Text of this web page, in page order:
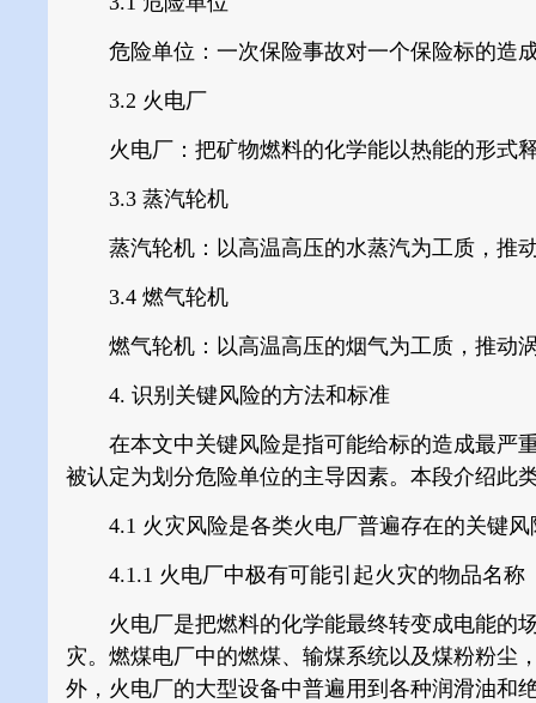
危险单位：一次保险事故对一个保险标的造
3.2 火电厂
火电厂：把矿物燃料的化学能以热能的形式
3.3 蒸汽轮机
蒸汽轮机：以高温高压的水蒸汽为工质，推
3.4 燃气轮机
燃气轮机：以高温高压的烟气为工质，推动
4. 识别关键风险的方法和标准
在本文中关键风险是指可能给标的造成最严
被认定为划分危险单位的主导因素。本段介绍此
4.1 火灾风险是各类火电厂普遍存在的关键风
4.1.1 火电厂中极有可能引起火灾的物品名称
火电厂是把燃料的化学能最终转变成电能的
灾。燃煤电厂中的燃煤、输煤系统以及煤粉粉尘
外，火电厂的大型设备中普遍用到各种润滑油和